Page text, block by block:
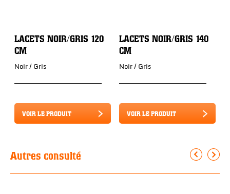
LACETS NOIR/GRIS 120
CM
Noir / Gris
VOIR LE PRODUIT
LACETS NOIR/GRIS 140
CM
Noir / Gris
VOIR LE PRODUIT
Autres consulté